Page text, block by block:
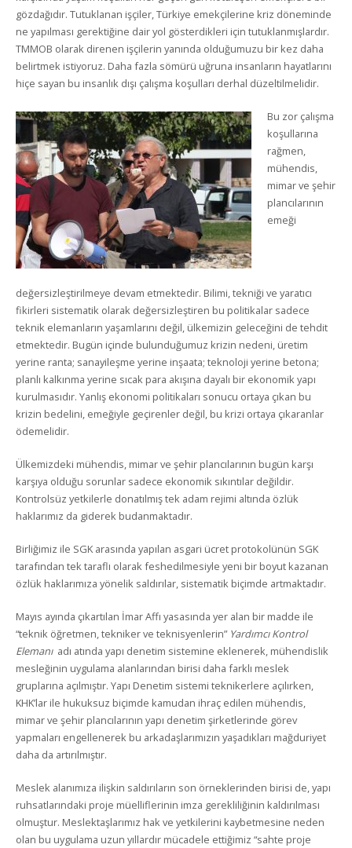
gözdağıdır. Tutuklanan işçiler, Türkiye emekçilerine kriz döneminde
ne yapılması gerektiğine dair yol gösterdikleri için tutuklanmışlardır.
TMMOB olarak direnen işçilerin yanında olduğumuzu bir kez daha
belirtmek istiyoruz. Daha fazla sömürü uğruna insanların hayatlarını
hiçe sayan bu insanlık dışı çalışma koşulları derhal düzeltilmelidir.
Bu zor çalışma
koşullarına
rağmen,
mühendis,
mimar ve şehir
plancılarının
emeği
değersizleştirilmeye devam etmektedir. Bilimi, tekniği ve yaratıcı
fikirleri sistematik olarak değersizleştiren bu politikalar sadece
teknik elemanların yaşamlarını değil, ülkemizin geleceğini de tehdit
etmektedir. Bugün içinde bulunduğumuz krizin nedeni, üretim
yerine ranta; sanayileşme yerine inşaata; teknoloji yerine betona;
planlı kalkınma yerine sıcak para akışına dayalı bir ekonomik yapı
kurulmasıdır. Yanlış ekonomi politikaları sonucu ortaya çıkan bu
krizin bedelini, emeğiyle geçirenler değil, bu krizi ortaya çıkaranlar
ödemelidir.
Ülkemizdeki mühendis, mimar ve şehir plancılarının bugün karşı
karşıya olduğu sorunlar sadece ekonomik sıkıntılar değildir.
Kontrolsüz yetkilerle donatılmış tek adam rejimi altında özlük
haklarımız da giderek budanmaktadır.
Birliğimiz ile SGK arasında yapılan asgari ücret protokolünün SGK
tarafından tek taraflı olarak feshedilmesiyle yeni bir boyut kazanan
özlük haklarımıza yönelik saldırılar, sistematik biçimde artmaktadır.
Mayıs ayında çıkartılan İmar Affı yasasında yer alan bir madde ile
“teknik öğretmen, tekniker ve teknisyenlerin” Yardımcı Kontrol
Elemanı adı atında yapı denetim sistemine eklenerek, mühendislik
mesleğinin uygulama alanlarından birisi daha farklı meslek
gruplarına açılmıştır. Yapı Denetim sistemi teknikerlere açılırken,
KHK’lar ile hukuksuz biçimde kamudan ihraç edilen mühendis,
mimar ve şehir plancılarının yapı denetim şirketlerinde görev
yapmaları engellenerek bu arkadaşlarımızın yaşadıkları mağduriyet
daha da artırılmıştır.
Meslek alanımıza ilişkin saldırıların son örneklerinden birisi de, yapı
ruhsatlarındaki proje müelliflerinin imza gerekliliğinin kaldırılması
olmuştur. Meslektaşlarımız hak ve yetkilerini kaybetmesine neden
olan bu uygulama uzun yıllardır mücadele ettiğimiz “sahte proje